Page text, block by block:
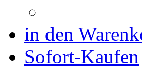
in den
Sofort-Kaufen